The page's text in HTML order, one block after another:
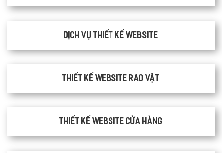
Dịch vụ thiết kế website
thiết kế website rao vặt
Thiết kế website cửa hàng